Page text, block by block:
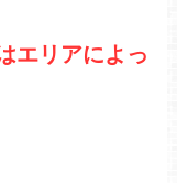
エリアによっ